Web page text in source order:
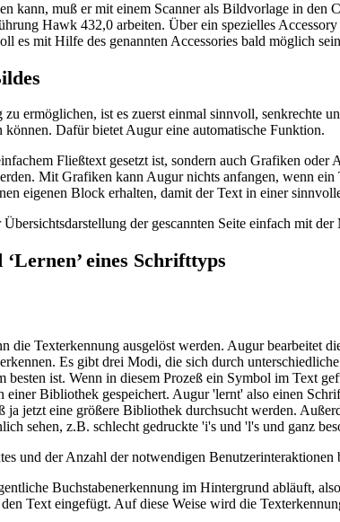
kann, muß er mit einem Scanner als Bildvorlage in
Hawk 432,0 arbeiten. Über ein spezielles
es mit Hilfe des genannten Accessories bald möglich
ermöglichen, ist es zuerst einmal sinnvoll, senkrechte
können. Dafür bietet Augur eine automatische Funktion.
Fließtext gesetzt ist, sondern auch Grafiken
Mit Grafiken kann Augur nichts anfangen, wenn
eigenen Block erhalten, damit der Text in einer
der gescannten Seite einfach mit
eines Schrifttyps
die Texterkennung ausgelöst werden. Augur
Es gibt drei Modi, die sich durch
besten ist. Wenn in diesem Prozeß ein Symbol im Text
einer Bibliothek gespeichert. Augur 'lernt' also einen
ja jetzt eine größere Bibliothek durchsucht werden.
sehen, z.B. schlecht gedruckte 'i's und 'l's und ganz
und der Anzahl der notwendigen
Buchstabenerkennung im Hintergrund abläuft,
Text eingefügt. Auf diese Weise wird die